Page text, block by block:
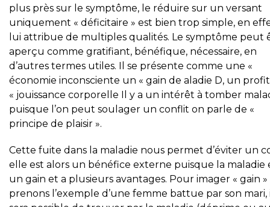
plus près sur le symptôme, le réduire sur un versant
uniquement « déficitaire » est bien trop simple, en
lui attribue de multiples qualités. Le symptôme peut
aperçu comme gratifiant, bénéfique, nécessaire, en
d’autres termes utiles. Il se présente comme une «
économie inconsciente un « gain de aladie D, un
« jouissance corporelle Il y a un intérêt à tomber
puisque l’on peut soulager un conflit on parle de «
principe de plaisir ».
Cette fuite dans la maladie nous permet d’éviter un
elle est alors un bénéfice externe puisque la maladie
un gain et a plusieurs avantages. Pour imager « gain »
prenons l’exemple d’une femme battue par son mari,